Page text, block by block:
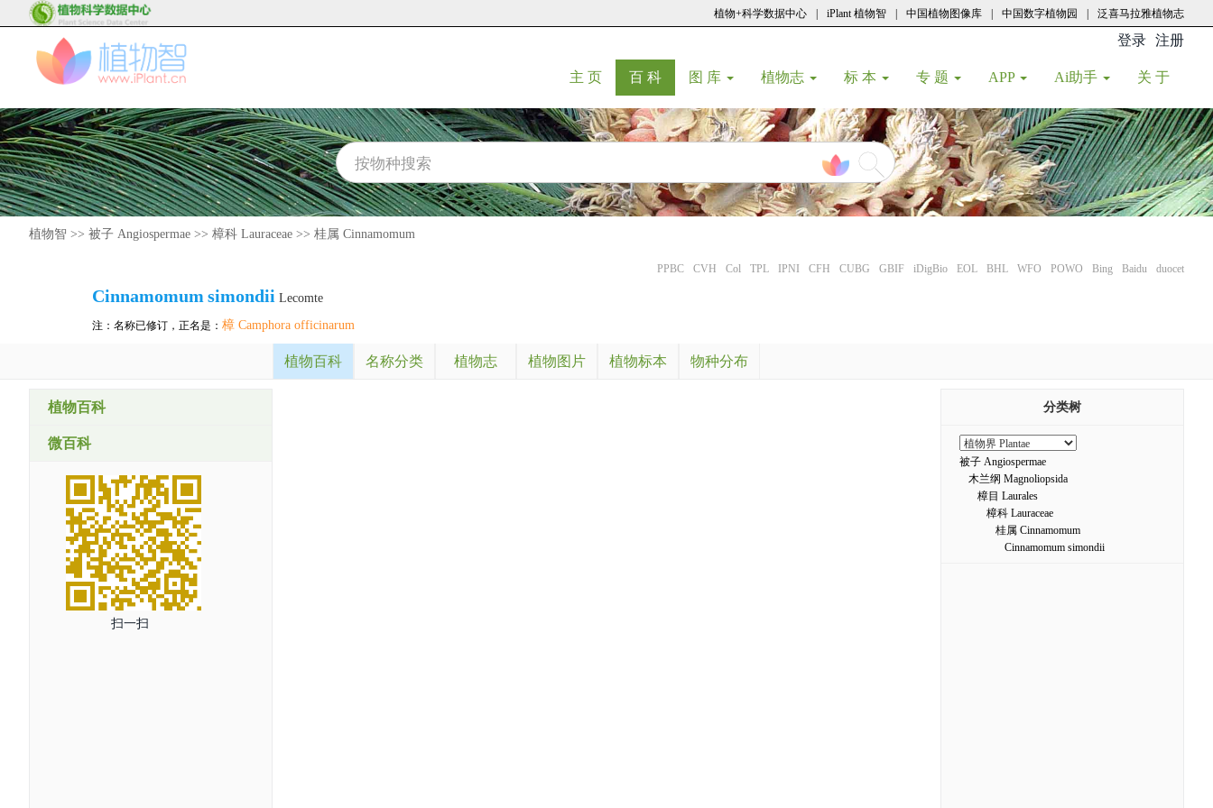
植物+科学数据中心 iPlant 植物智 中国植物图像库 中国数字植物园 泛喜马拉雅植物志
登录 注册
主 页(current)
百 科(current)
图 库 植物志 标 本 专 题 APP Ai助手 关 于
植物智 >> 被子 Angiospermae >> 樟科 Lauraceae >> 桂属 Cinnamomum
PPBC CVH Col TPL IPNI CFH CUBG GBIF iDigBio EOL BHL WFO POWO Bing Baidu duocet
Cinnamomum simondii Lecomte
注：名称已修订，正名是： 樟 Camphora officinarum
植物百科 名称分类 植物志 植物图片 植物标本 物种分布
植物百科
微百科
扫一扫
分类树
被子 Angiospermae
木兰纲 Magnoliopsida
樟目 Laurales
樟科 Lauraceae
桂属 Cinnamomum
Cinnamomum simondii